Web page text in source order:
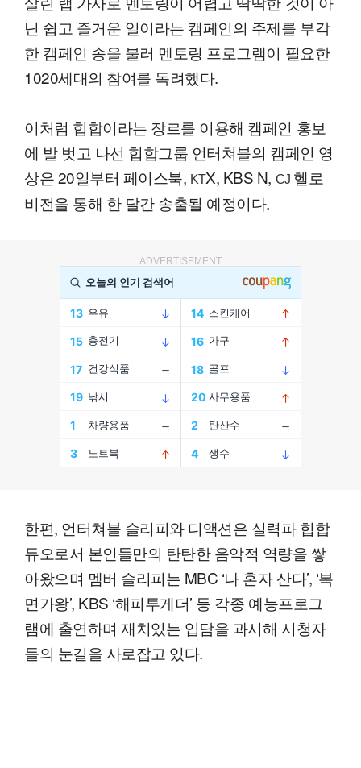
닌 쉽고 즐거운 일이라는 캠페인의 주제를 부각
한 캠페인 송을 불러 멘토링 프로그램이 필요한
1020세대의 참여를 독려했다.
이처럼 힙합이라는 장르를 이용해 캠페인 홍보
에 발 벗고 나선 힙합그룹 언터쳐블의 캠페인 영
상은 20일부터 페이스북, KTX, KBS N, CJ헬로
비전을 통해 한 달간 송출될 예정이다.
ADVERTISEMENT
한편, 언터쳐블 슬리피와 디액션은 실력파 힙합
듀오로서 본인들만의 탄탄한 음악적 역량을 쌓
아왔으며 멤버 슬리피는 MBC ‘나 혼자 산다’, ‘복
면가왕’, KBS ‘해피투게더’ 등 각종 예능프로그
램에 출연하며 재치있는 입담을 과시해 시청자
들의 눈길을 사로잡고 있다.